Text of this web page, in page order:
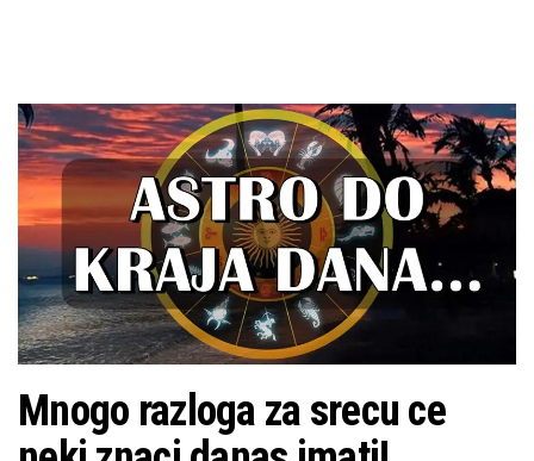
Mnogo razloga za srecu ce